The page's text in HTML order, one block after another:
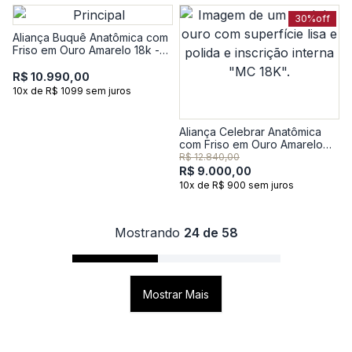
Aliança Buquê Anatômica com
Friso em Ouro Amarelo 18k -
R$ 10.990,00
10x de R$ 1099 sem juros
30%off
Aliança Celebrar Anatômica
com Friso em Ouro Amarelo
18k - 4,5mm
R$ 12.840,00
R$ 9.000,00
10x de R$ 900 sem juros
Mostrando 24 de 58
Mostrar Mais